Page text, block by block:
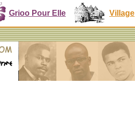
Grioo Pour Elle Village